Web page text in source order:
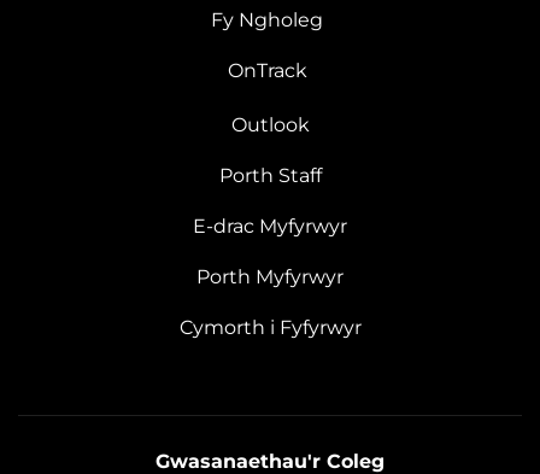
Fy Ngholeg
OnTrack
Outlook
Porth Staff
E-drac Myfyrwyr
Porth Myfyrwyr
Cymorth i Fyfyrwyr
Gwasanaethau'r Coleg